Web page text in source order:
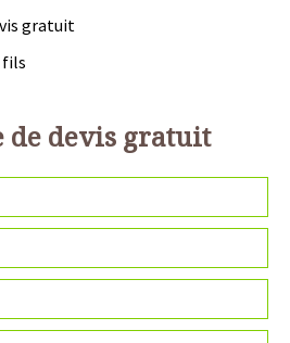
gratuit
fils
de devis gratuit